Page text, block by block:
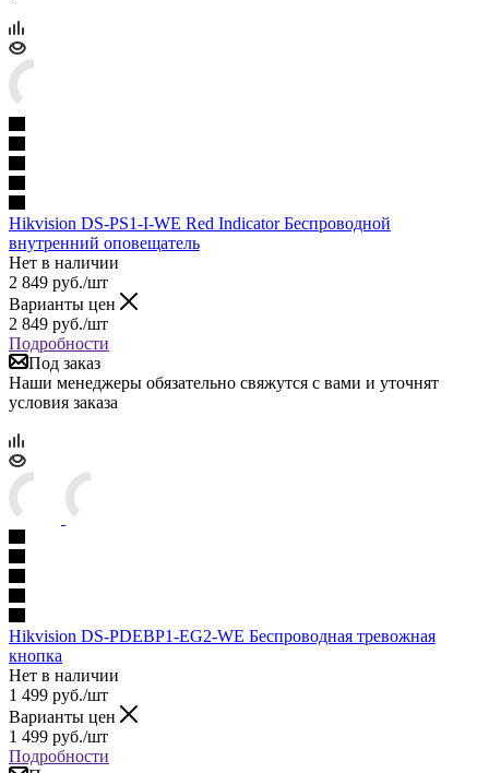
Hikvision DS-PS1-I-WE Red Indicator Беспроводной
внутренний оповещатель
Нет в наличии
2 849 руб./шт
Варианты цен
2 849 руб./шт
Подробности
Под заказ
Наши менеджеры обязательно свяжутся с вами и уточнят
условия заказа
Hikvision DS-PDEBP1-EG2-WE Беспроводная тревожная
кнопка
Нет в наличии
1 499 руб./шт
Варианты цен
1 499 руб./шт
Подробности